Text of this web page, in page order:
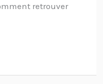
retrouver